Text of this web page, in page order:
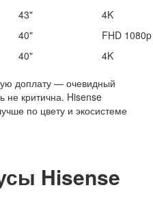
43"
4K
40"
FHD 1080p
40"
4K
доплату — очевидный
не критична. Hisense
по цвету и экосистеме
Hisense